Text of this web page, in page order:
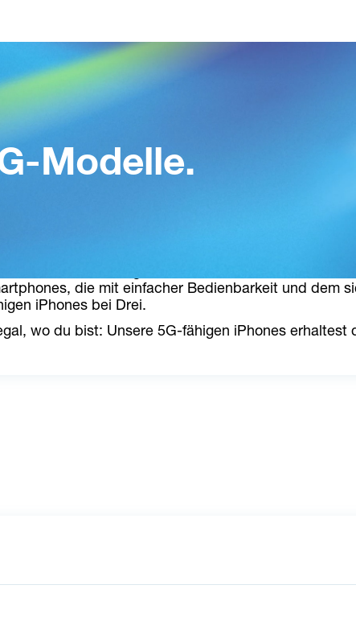
Modelle.
die mit einfacher Bedienbarkeit und dem
iPhones bei Drei.
wo du bist: Unsere 5G-fähigen iPhones